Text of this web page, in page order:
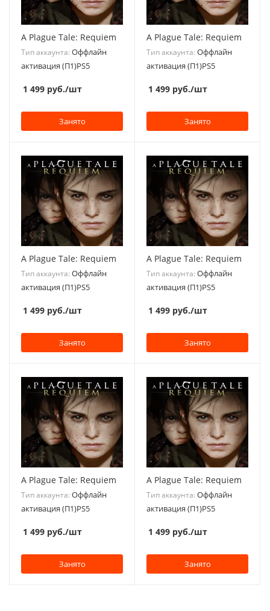
A Plague Tale: Requiem
Тип аккаунта: Оффлайн
активация (П1)PS5
1 499 руб./шт
Занято
A Plague Tale: Requiem
Тип аккаунта: Оффлайн
активация (П1)PS5
1 499 руб./шт
Занято
A Plague Tale: Requiem
Тип аккаунта: Оффлайн
активация (П1)PS5
1 499 руб./шт
Занято
A Plague Tale: Requiem
Тип аккаунта: Оффлайн
активация (П1)PS5
1 499 руб./шт
Занято
A Plague Tale: Requiem
Тип аккаунта: Оффлайн
активация (П1)PS5
1 499 руб./шт
Занято
A Plague Tale: Requiem
Тип аккаунта: Оффлайн
активация (П1)PS5
1 499 руб./шт
Занято